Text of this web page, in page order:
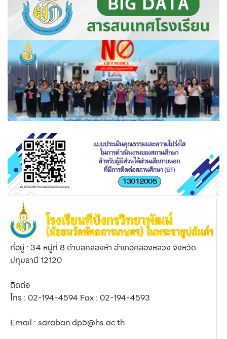
ที่อยู่ : 34 หมู่ที่ 8 ตำบลคลองห้า อำเภอคลองหลวง จังหวัด
ปทุมธานี 12120
ติดต่อ
โทร : 02-194-4594 Fax : 02-194-4593
Email : saraban.dp5@hs.ac.th